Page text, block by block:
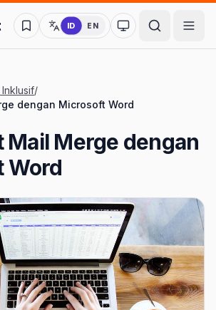
ID EN
Ubah ke mode
/
dengan Microsoft Word
Mail Merge dengan
Word